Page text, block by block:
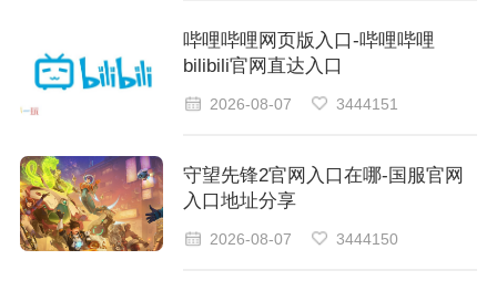
哔哩哔哩网页版入口-哔哩哔哩
bilibili官网直达入口
2026-08-07 3444151
守望先锋2官网入口在哪-国服官网
入口地址分享
2026-08-07 3444150